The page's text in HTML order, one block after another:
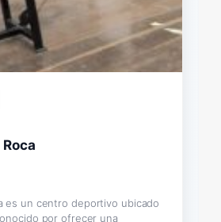
es un centro deportivo ubicado
por ofrecer una